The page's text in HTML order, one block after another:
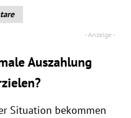
Auszahlung
Situation bekommen